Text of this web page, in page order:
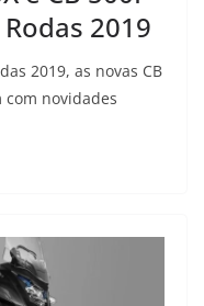
2019
2019, as novas CB
com novidades